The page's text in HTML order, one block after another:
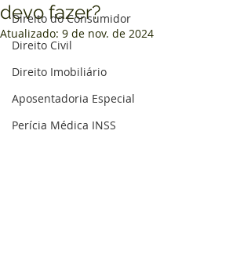
Direito do Consumidor
Direito Civil
Direito Imobiliário
Aposentadoria Especial
Perícia Médica INSS
devo fazer?
Atualizado: 9 de nov. de 2024